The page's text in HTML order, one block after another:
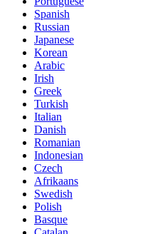
Spanish
Russian
Japanese
Korean
Arabic
Irish
Greek
Turkish
Italian
Danish
Romanian
Indonesian
Czech
Afrikaans
Swedish
Polish
Basque